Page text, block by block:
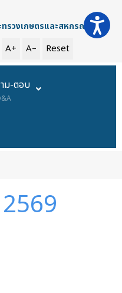
ทรวงเกษตรและสหกรณ์
A+ A– Reset
ม-ตอบ